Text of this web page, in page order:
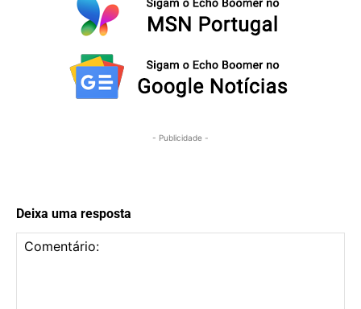
- Publicidade -
Deixa uma resposta